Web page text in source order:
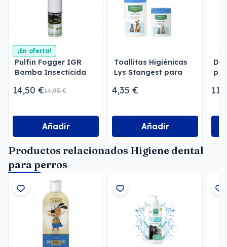
¡En oferta!
Pulfin Fogger IGR
Bomba Insecticida
14,50 €14,95 €
Añadir
Toallitas Higiénicas
Lys Stangest para
4,35 €
Añadir
Productos relacionados Higiene dental
para perros